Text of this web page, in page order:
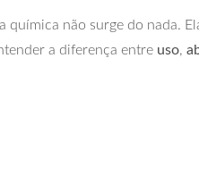
química não surge do nada.
a diferença entre uso,